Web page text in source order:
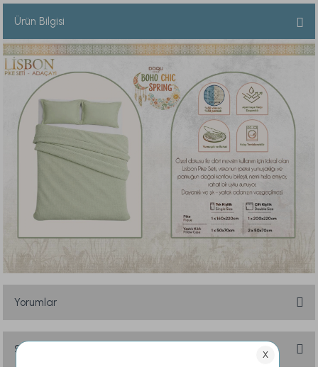
Ürün Bilgisi
Yorumlar
Soru & Cevap